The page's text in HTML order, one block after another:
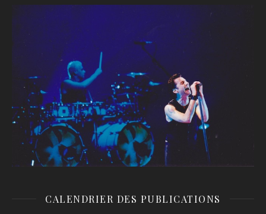
CALENDRIER DES PUBLICATIONS